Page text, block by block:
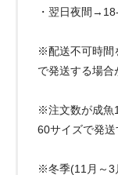
・翌日夜間
※配送不可時間
で発送する場合
※注文数が成魚
60サイズで発送
※冬季(11月～3